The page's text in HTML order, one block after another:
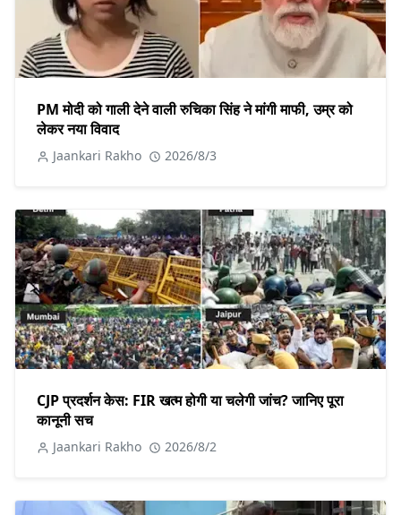
PM मोदी को गाली देने वाली रुचिका सिंह ने मांगी माफी, उम्र को
लेकर नया विवाद
Jaankari Rakho 2026/8/3
CJP प्रदर्शन केस: FIR खत्म होगी या चलेगी जांच? जानिए पूरा
कानूनी सच
Jaankari Rakho 2026/8/2